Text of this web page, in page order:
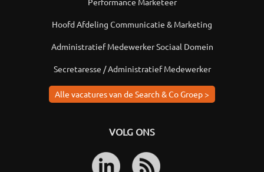
Hoofd Afdeling Communicatie & Marketing
Administratief Medewerker Sociaal Domein
Secretaresse / Administratief Medewerker
Alle vacatures van de Search & Co Groep >
VOLG ONS